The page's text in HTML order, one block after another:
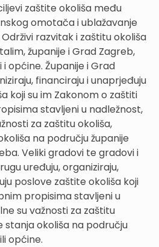
zaštite okoliša među
omotača i ublažavanje
razvitak i zaštitu okoliša
županije i Grad Zagreb,
općine. Županije i Grad
financiraju i unaprjeđuju
koji su im Zakonom o zaštiti
stavljeni u nadležnost,
za zaštitu okoliša,
na području županije
Veliki gradovi te gradovi i
uređuju, organiziraju,
poslove zaštite okoliša koji
propisima stavljeni u
su važnosti za zaštitu
stanja okoliša na području
općine.